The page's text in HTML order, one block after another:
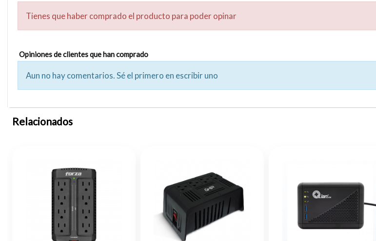
Tienes que haber comprado el producto para poder opinar
Opiniones de clientes que han comprado
Aun no hay comentarios. Sé el primero en escribir uno
Relacionados